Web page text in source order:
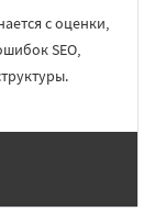
с оценки,
SEO,